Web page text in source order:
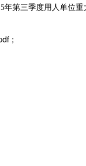
第三季度用人单位
；